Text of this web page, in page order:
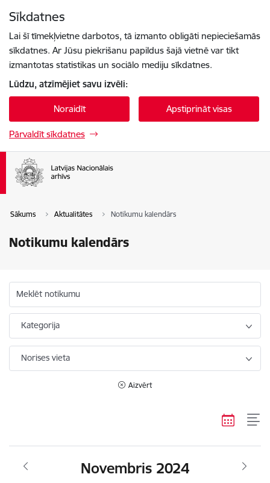
Sīkdatnes
Lai šī tīmekļvietne darbotos, tā izmanto obligāti nepieciešamās
sīkdatnes. Ar Jūsu piekrišanu papildus šajā vietnē var tikt
izmantotas statistikas un sociālo mediju sīkdatnes.
Lūdzu, atzīmējiet savu izvēli:
Noraidīt Apstiprināt visas
Pārvaldīt sīkdatnes
Sākums Aktualitātes Notikumu kalendārs
Notikumu kalendārs
Meklēt notikumu
Kategorija
Norises vieta
Aizvērt
Novembris 2024